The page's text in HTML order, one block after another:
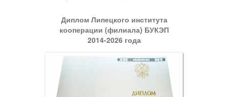
Диплом Липецкого института
кооперации (филиала) БУКЭП
2014-2026 года